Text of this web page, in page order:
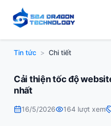
Tin tức > Chi tiết
Cải thiện tốc độ
nhất
16/5/2026 164 lượt xem